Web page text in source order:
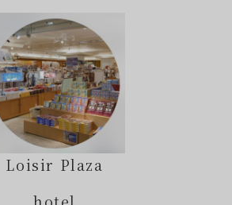
Loisir Plaza